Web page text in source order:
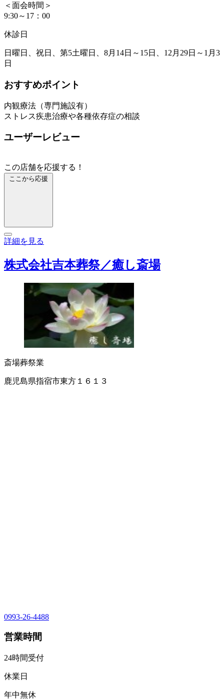
＜面会時間＞
9:30～17：00
休診日
日曜日、祝日、第5土曜日、8月14日～15日、12月29日～1月3
日
おすすめポイント
内観療法（専門施設有）
ストレス疾患治療や各種依存症の相談
ユーザーレビュー
この店舗を応援する！
ここから応援
詳細を見る
株式会社吉本葬祭／癒し斎場
斎場葬祭業
鹿児島県指宿市東方１６１３
0993-26-4488
営業時間
24時間受付
休業日
年中無休